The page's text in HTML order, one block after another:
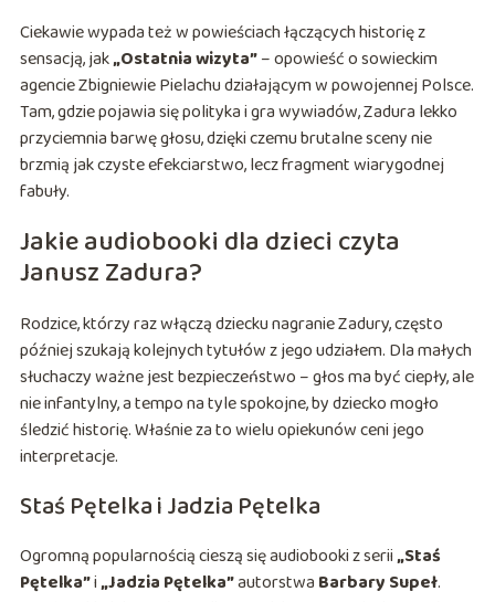
Ciekawie wypada też w powieściach łączących historię z
sensacją, jak„Ostatnia wizyta”– opowieść o sowieckim
agencie Zbigniewie Pielachu działającym w powojennej Polsce.
Tam, gdzie pojawia się polityka i gra wywiadów, Zadura lekko
przyciemnia barwę głosu, dzięki czemu brutalne sceny nie
brzmią jak czyste efekciarstwo, lecz fragment wiarygodnej
fabuły.
Jakie audiobooki dla dzieci czyta
Janusz Zadura?
Rodzice, którzy raz włączą dziecku nagranie Zadury, często
później szukają kolejnych tytułów z jego udziałem. Dla małych
słuchaczy ważne jest bezpieczeństwo – głos ma być ciepły, ale
nie infantylny, a tempo na tyle spokojne, by dziecko mogło
śledzić historię. Właśnie za to wielu opiekunów ceni jego
interpretacje.
Staś Pętelka i Jadzia Pętelka
Ogromną popularnością cieszą się audiobooki z serii„Staś
Pętelka”i„Jadzia Pętelka”autorstwa Barbary Supeł.